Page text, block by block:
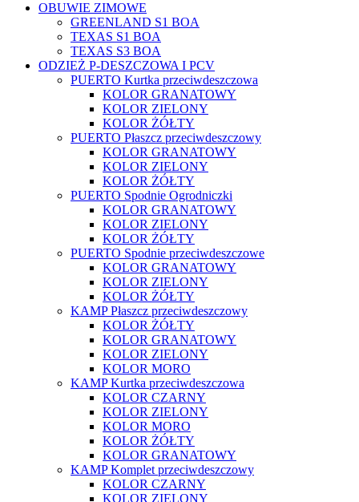
OBUWIE ZIMOWE
GREENLAND S1 BOA
TEXAS S1 BOA
TEXAS S3 BOA
ODZIEŻ P-DESZCZOWA I PCV
PUERTO Kurtka przeciwdeszczowa
KOLOR GRANATOWY
KOLOR ZIELONY
KOLOR ŻÓŁTY
PUERTO Płaszcz przeciwdeszczowy
KOLOR GRANATOWY
KOLOR ZIELONY
KOLOR ŻÓŁTY
PUERTO Spodnie Ogrodniczki
KOLOR GRANATOWY
KOLOR ZIELONY
KOLOR ŻÓŁTY
PUERTO Spodnie przeciwdeszczowe
KOLOR GRANATOWY
KOLOR ZIELONY
KOLOR ŻÓŁTY
KAMP Płaszcz przeciwdeszczowy
KOLOR ŻÓŁTY
KOLOR GRANATOWY
KOLOR ZIELONY
KOLOR MORO
KAMP Kurtka przeciwdeszczowa
KOLOR CZARNY
KOLOR ZIELONY
KOLOR MORO
KOLOR ŻÓŁTY
KOLOR GRANATOWY
KAMP Komplet przeciwdeszczowy
KOLOR CZARNY
KOLOR ZIELONY